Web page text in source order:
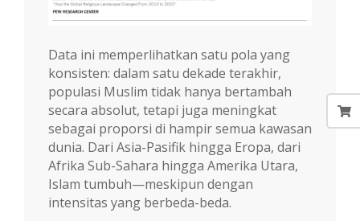
Data ini memperlihatkan satu pola yang
konsisten: dalam satu dekade terakhir,
populasi Muslim tidak hanya bertambah
secara absolut, tetapi juga meningkat
sebagai proporsi di hampir semua kawasan
dunia. Dari Asia-Pasifik hingga Eropa, dari
Afrika Sub-Sahara hingga Amerika Utara,
Islam tumbuh—meskipun dengan
intensitas yang berbeda-beda.